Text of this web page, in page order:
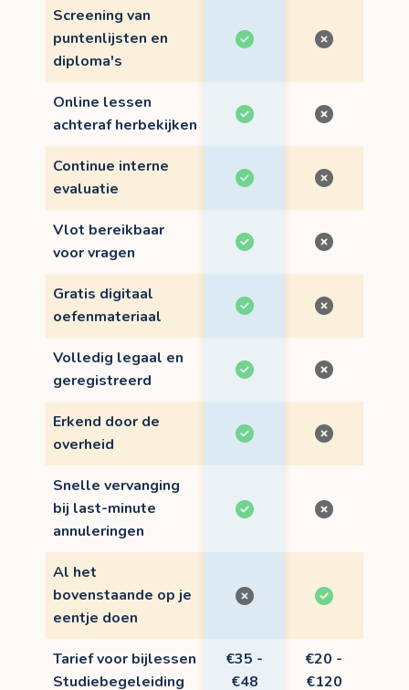
Screening van
puntenlijsten en
diploma's
Online lessen
achteraf herbekijken
Continue interne
evaluatie
Vlot bereikbaar
voor vragen
Gratis digitaal
oefenmateriaal
Volledig legaal en
geregistreerd
Erkend door de
overheid
Snelle vervanging
bij last-minute
annuleringen
Al het
bovenstaande op je
eentje doen
Tarief voor bijlessen
Studiebegeleiding
€35 -
€48
€20 -
€120